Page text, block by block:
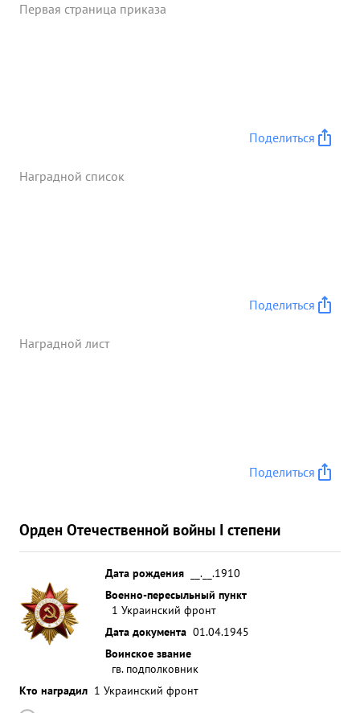
с ним в Наступление на сел Домслау.
Первая страница приказа
Поделиться
Наградной список
Поделиться
Наградной лист
Поделиться
Орден Отечественной войны I степени
Дата рождения
__.__.1910
Военно-пересыльный пункт
1 Украинский фронт
Дата документа 01.04.1945
Воинское звание
гв. подполковник
Кто наградил 1 Украинский фронт